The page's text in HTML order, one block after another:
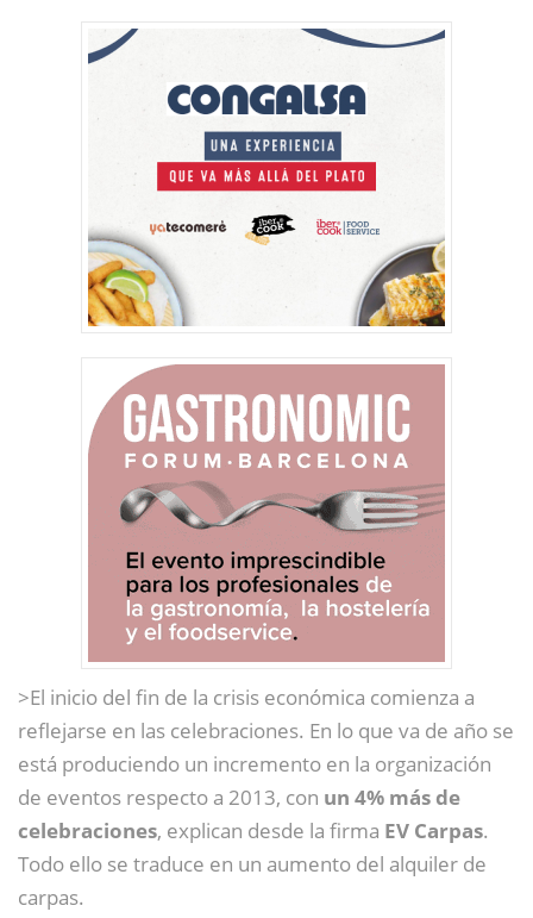
>El inicio del fin de la crisis económica comienza a
reflejarse en las celebraciones. En lo que va de año se
está produciendo un incremento en la organización
de eventos respecto a 2013, con un 4% más de
celebraciones, explican desde la firma EV Carpas.
Todo ello se traduce en un aumento del alquiler de
carpas.